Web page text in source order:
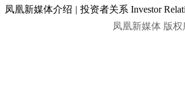
凤凰新媒体介绍 | 投资者关系 Investor
凤凰新媒体 版权